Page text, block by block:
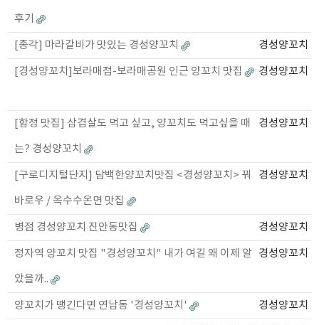
후기
[종각] 마라갈비가 맛있는 경성양꼬치 경성양꼬치
[경성양꼬치]보라매점-보라매공원 인근 양꼬치 맛집 경성양꼬치
[합정 맛집] 삼겹살도 먹고 싶고, 양꼬치도 먹고싶을 때
는? 경성양꼬치
경성양꼬치
[구로디지털단지] 담백한양꼬치맛집 <경성양꼬치> 꿔
바로우 / 옥수수온면 맛집
경성양꼬치
병점 경성양꼬치 진안동맛집 경성양꼬치
정자역 양꼬치 맛집 "경성양꼬치" 내가 여길 왜 이제 알
았을까..
경성양꼬치
양꼬치가 땡긴다면 연남동 '경성양꼬치' 경성양꼬치